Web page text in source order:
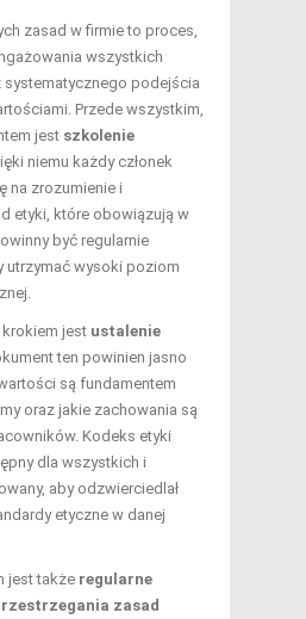
zasad w firmie to proces,
wszystkich
podejścia
Przede wszystkim,
jest szkolenie
niemu każdy członek
na zrozumienie i
etyki, które obowiązują w
być regularnie
utrzymać wysoki poziom
jest ustalenie
ten powinien jasno
są fundamentem
oraz jakie zachowania są
Kodeks etyki
dla wszystkich i
aby odzwierciedlał
etyczne w danej
jest także regularne
zasad